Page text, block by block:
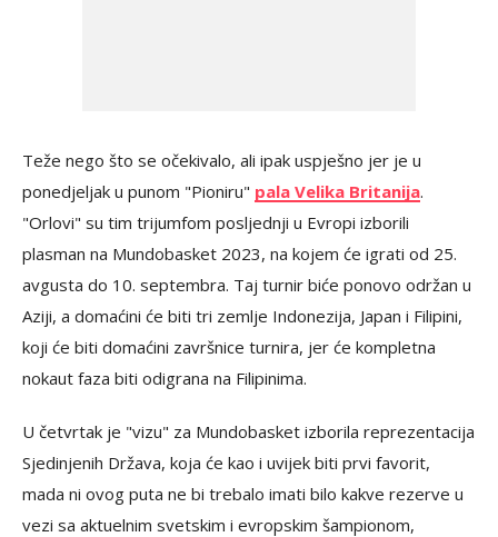
Teže nego što se očekivalo, ali ipak uspješno jer je u
ponedjeljak u punom "Pioniru" pala Velika Britanija.
"Orlovi" su tim trijumfom posljednji u Evropi izborili
plasman na Mundobasket 2023, na kojem će igrati od 25.
avgusta do 10. septembra. Taj turnir biće ponovo održan u
Aziji, a domaćini će biti tri zemlje Indonezija, Japan i Filipini,
koji će biti domaćini završnice turnira, jer će kompletna
nokaut faza biti odigrana na Filipinima.
U četvrtak je "vizu" za Mundobasket izborila reprezentacija
Sjedinjenih Država, koja će kao i uvijek biti prvi favorit,
mada ni ovog puta ne bi trebalo imati bilo kakve rezerve u
vezi sa aktuelnim svetskim i evropskim šampionom,